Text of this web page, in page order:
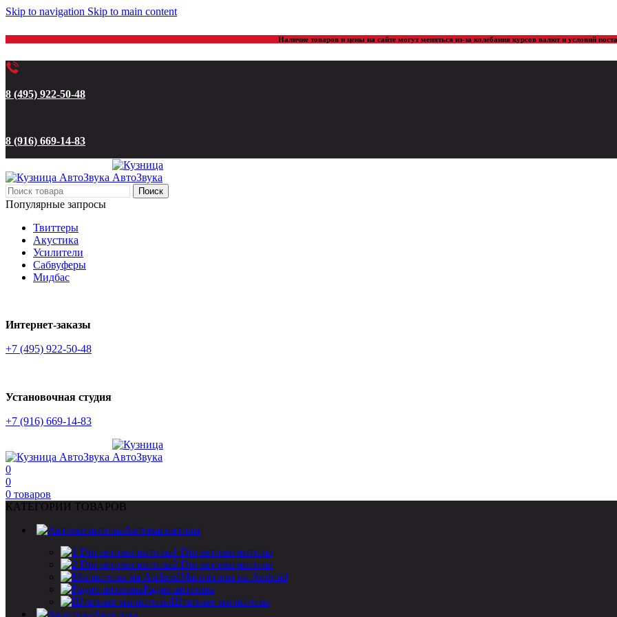
Skip to navigation Skip to main content
Наличие товаров и цены на сайте могут меняться из-за колебания курсов валют и условий
8 (495) 922-50-48
8 (916) 669-14-83
Поиск
Популярные запросы
Твиттеры
Акустика
Усилители
Сабвуферы
Мидбас
Интернет-заказы
+7 (495) 922-50-48
Установочная студия
+7 (916) 669-14-83
0
0
0 товаров
КАТЕГОРИИ ТОВАРОВ
Автомагнитолы
1 Din автомагнитолы
2 Din автомагнитолы
Магнитолы на Android
Радио антенны
Штатные магнитолы
Акустика